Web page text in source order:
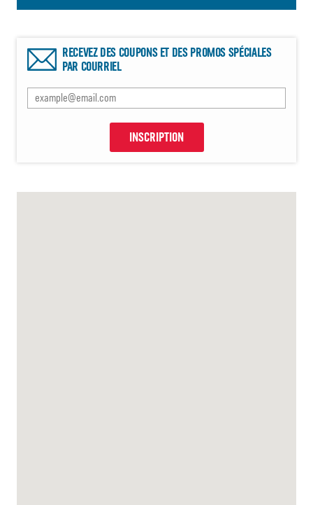
RECEVEZ DES COUPONS ET DES PROMOS SPÉCIALES
PAR COURRIEL
INSCRIPTION